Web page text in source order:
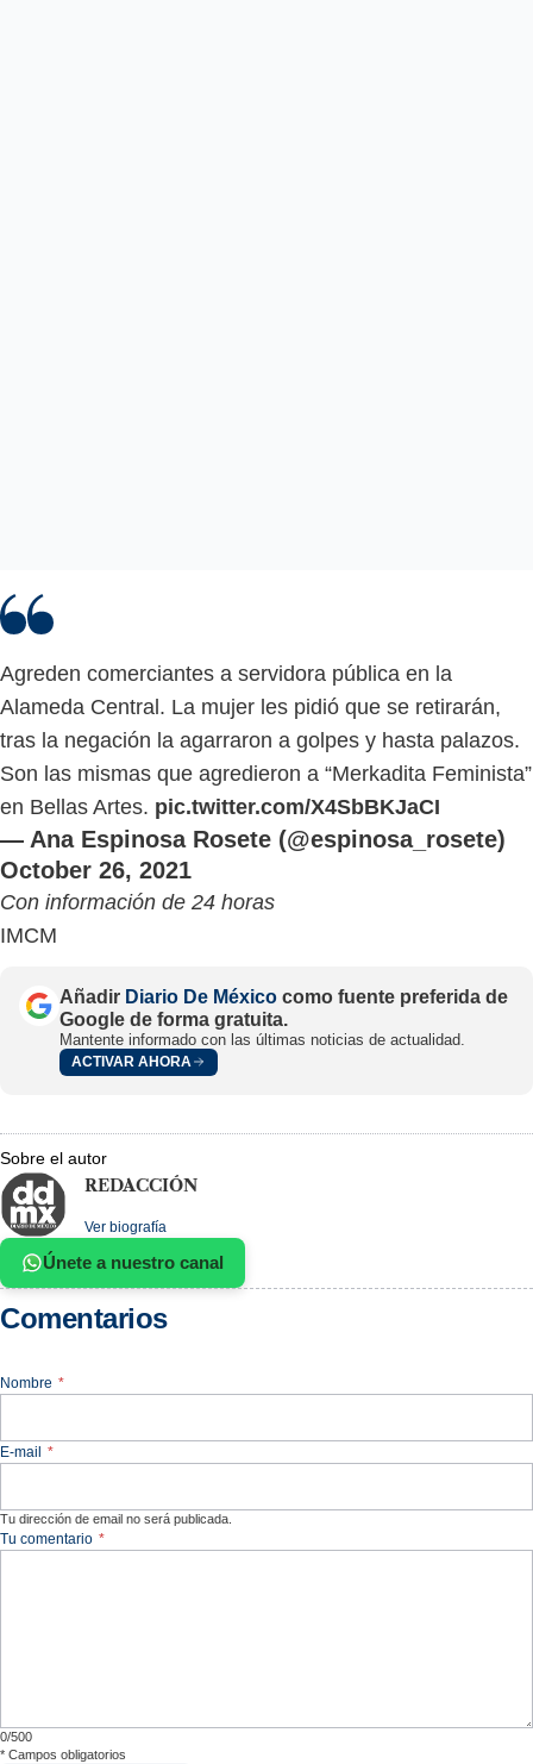
Agreden comerciantes a servidora pública en la
Alameda Central. La mujer les pidió que se retirarán,
tras la negación la agarraron a golpes y hasta palazos.
Son las mismas que agredieron a “Merkadita Feminista”
en Bellas Artes. pic.twitter.com/X4SbBKJaCI
— Ana Espinosa Rosete (@espinosa_rosete)
October 26, 2021
Con información de 24 horas
IMCM
Añadir Diario De México como fuente preferida de
Google de forma gratuita.
Mantente informado con las últimas noticias de actualidad.
ACTIVAR AHORA
Sobre el autor
REDACCIÓN
Ver biografía
Únete a nuestro canal
Comentarios
Nombre *
E-mail *
Tu dirección de email no será publicada.
Tu comentario *
0/500
* Campos obligatorios